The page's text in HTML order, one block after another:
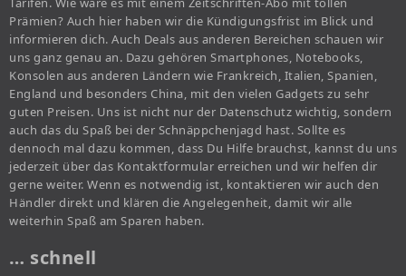
Prämien? Auch hier haben wir die Kündigungsfrist im Blick und
informieren dich. Auch Deals aus anderen Bereichen schauen wir
uns ganz genau an. Dazu gehören Smartphones, Notebooks,
Konsolen aus anderen Ländern wie Frankreich, Italien, Spanien,
England und besonders China, mit den vielen Gadgets zu sehr
guten Preisen. Uns ist nicht nur der Datenschutz wichtig, sondern
auch das du Spaß bei der Schnäppchenjagd hast. Sollte es
dennoch mal dazu kommen, dass Du Hilfe brauchst, kannst du uns
jederzeit über das Kontaktformular erreichen und wir helfen dir
gerne weiter. Wenn es notwendig ist, kontaktieren wir auch den
Händler direkt und klären die Angelegenheit, damit wir alle
weiterhin Spaß am Sparen haben.
… schnell